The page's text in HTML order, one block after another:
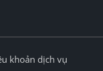
khoản dịch vụ